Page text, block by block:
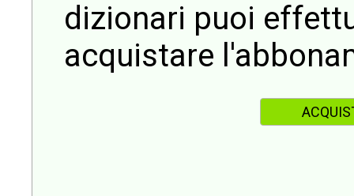
dizionari puoi
acquistare